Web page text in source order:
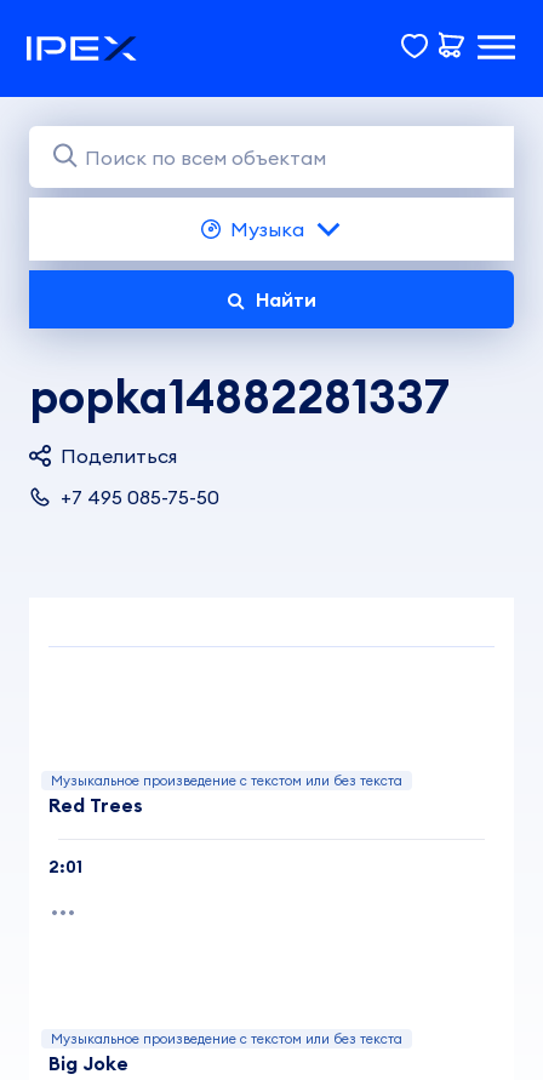
Музыка
Найти
popka14882281337
Поделиться
+7 495 085-75-50
Музыкальное произведение с текстом или без текста
Red Trees
2:01
Музыкальное произведение с текстом или без текста
Big Joke